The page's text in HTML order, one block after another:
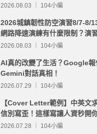
2026.08.03 ｜ 104小編
2026城鎮韌性防空演習8/7-8/
網路降速演練有什麼限制？演
事項整理
2026.08.03 ｜ 104小編
AI真的改變了生活？Google
Gemini對話真相！
2026.07.29 ｜ 104小編
【Cover Letter範例】中英文
信別寫歪！這樣寫讓人資秒開
2026.07.28 ｜ 104小編